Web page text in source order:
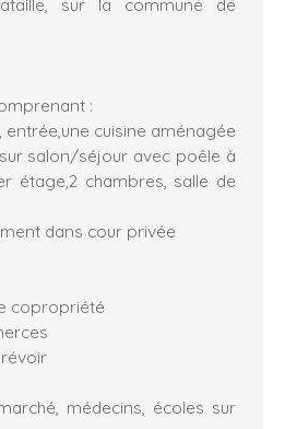
sur la commune de
:
entrée,une cuisine aménagée
salon/séjour avec poêle à
étage,2 chambres, salle de
dans cour privée
copropriété
médecins, écoles sur